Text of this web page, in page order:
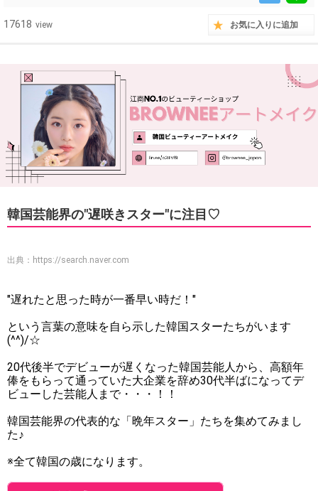
17618 view お気に入りに追加
韓国芸能界の"遅咲きスター"に注目♡
出典： https://search.naver.com
"遅れたと思った時が一番早い時だ！"
という言葉の意味を自ら示した韓国スターたちがいます
(^^)/☆
20代後半でデビューが遅くなった韓国芸能人から、高額年
俸をもらって通っていた大企業を辞め30代半ばになってデ
ビューした芸能人まで・・・！！
韓国芸能界の代表的な「晩年スター」たちを集めてみまし
た♪
※全て韓国の歳になります。